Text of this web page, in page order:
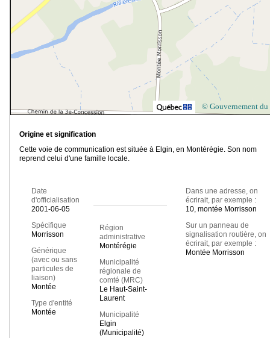
© Gouvernement du
Origine et signification
Cette voie de communication est située à Elgin, en Montérégie. Son nom
reprend celui d'une famille locale.
Date
d'officialisation
2001-06-05
Spécifique
Morrisson
Générique
(avec ou sans
particules de
liaison)
Montée
Type d'entité
Montée
Région
administrative
Montérégie
Municipalité
régionale de
comté (MRC)
Le Haut-Saint-
Laurent
Municipalité
Elgin
(Municipalité)
Dans une adresse, on
écrirait, par exemple :
10, montée Morrisson
Sur un panneau de
signalisation routière, on
écrirait, par exemple :
Montée Morrisson